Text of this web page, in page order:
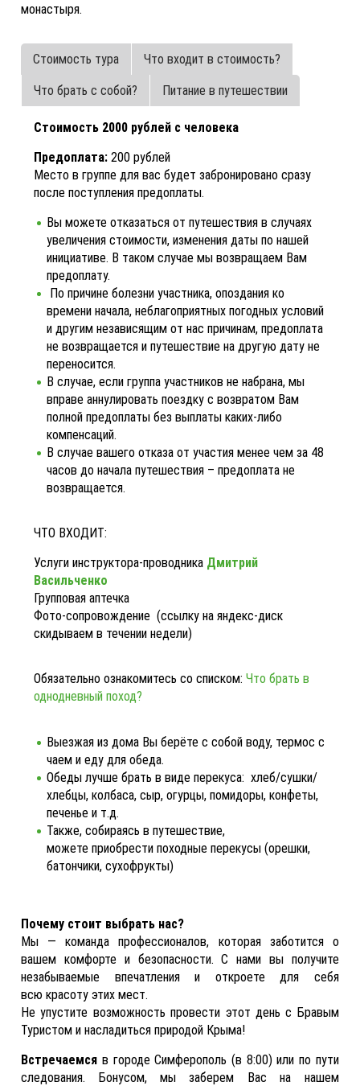
монастыря.
Стоимость тура Что входит в стоимость?
Что брать с собой? Питание в путешествии
Стоимость 2000 рублей с человека
Предоплата: 200 рублей
Место в группе для вас будет забронировано сразу
после поступления предоплаты.
Вы можете отказаться от путешествия в случаях
увеличения стоимости, изменения даты по нашей
инициативе. В таком случае мы возвращаем Вам
предоплату.
По причине болезни участника, опоздания ко
времени начала, неблагоприятных погодных условий
и другим независящим от нас причинам, предоплата
не возвращается и путешествие на другую дату не
переносится.
В случае, если группа участников не набрана, мы
вправе аннулировать поездку с возвратом Вам
полной предоплаты без выплаты каких-либо
компенсаций.
В случае вашего отказа от участия менее чем за 48
часов до начала путешествия – предоплата не
возвращается.
ЧТО ВХОДИТ:
Услуги инструктора-проводника Дмитрий
Васильченко
Групповая аптечка
Фото-сопровождение (ссылку на яндекс-диск
скидываем в течении недели)
Обязательно ознакомитесь со списком:Что брать в
однодневный поход?
Выезжая из дома Вы берёте с собой воду, термос с
чаем и еду для обеда.
Обеды лучше брать в виде перекуса: хлеб/сушки/
хлебцы, колбаса, сыр, огурцы, помидоры, конфеты,
печенье и т.д.
Также, собираясь в путешествие,
можете приобрести походные перекусы (орешки,
батончики, сухофрукты)
Почему стоит выбрать нас?
Мы — команда профессионалов, которая заботится о
вашем комфорте и безопасности. С нами вы получите
незабываемые впечатления и откроете для себя
всю красоту этих мест.
Не упустите возможность провести этот день с Бравым
Туристом и насладиться природой Крыма!
Встречаемся в городе Симферополь (в 8:00) или по пути
следования. Бонусом, мы заберем Вас на нашем